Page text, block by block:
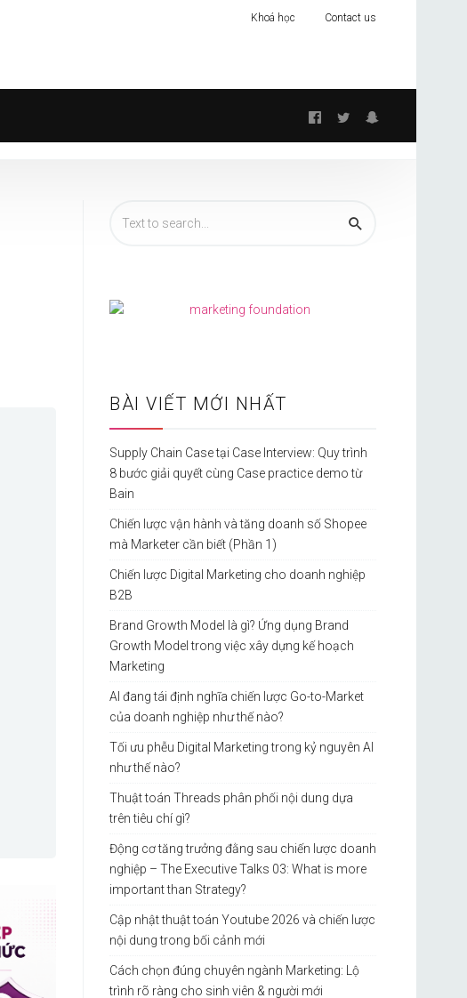
Khoá học Contact us
Follow
BÀI VIẾT MỚI NHẤT
Supply Chain Case tại Case Interview: Quy trình
8 bước giải quyết cùng Case practice demo từ
Bain
Chiến lược vận hành và tăng doanh số Shopee
mà Marketer cần biết (Phần 1)
Chiến lược Digital Marketing cho doanh nghiệp
B2B
Brand Growth Model là gì? Ứng dụng Brand
Growth Model trong việc xây dựng kế hoạch
Marketing
AI đang tái định nghĩa chiến lược Go-to-Market
của doanh nghiệp như thế nào?
Tối ưu phễu Digital Marketing trong kỷ nguyên AI
như thế nào?
Thuật toán Threads phân phối nội dung dựa
trên tiêu chí gì?
Động cơ tăng trưởng đằng sau chiến lược doanh
nghiệp – The Executive Talks 03: What is more
important than Strategy?
Cập nhật thuật toán Youtube 2026 và chiến lược
nội dung trong bối cảnh mới
Cách chọn đúng chuyên ngành Marketing: Lộ
trình rõ ràng cho sinh viên & người mới